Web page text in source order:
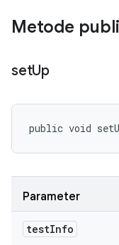
Metode
setUp
public void
Parameter
testInfo